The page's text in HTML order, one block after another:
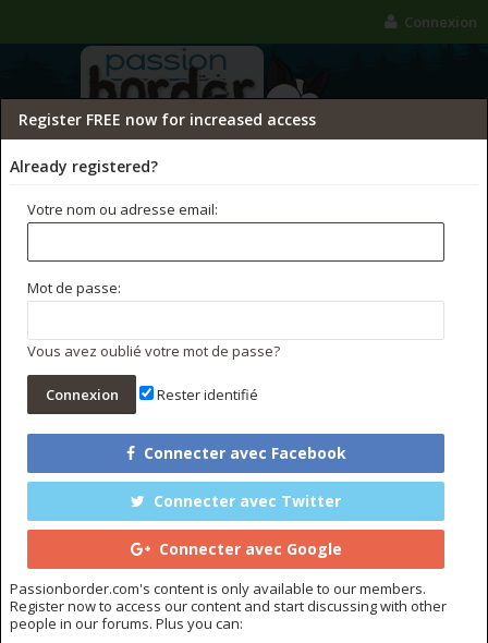
Connexion
Rechercher dans les forums Messages récents
Register FREE now for increased access
Already registered?
Votre nom ou adresse email:
Mot de passe:
Vous avez oublié votre mot de passe?
Rester identifié
Connecter avec Facebook
Connecter avec Twitter
Connecter avec Google
Passionborder.com's content is only available to our members.
Register now to access our content and start discussing with other
people in our forums. Plus you can: